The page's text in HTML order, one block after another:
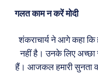
गलत काम न करें मोदी
शंकराचार्य ने आगे कहा
नहीं है। उनके लिए
हैं। आजकल हमारी सुनता